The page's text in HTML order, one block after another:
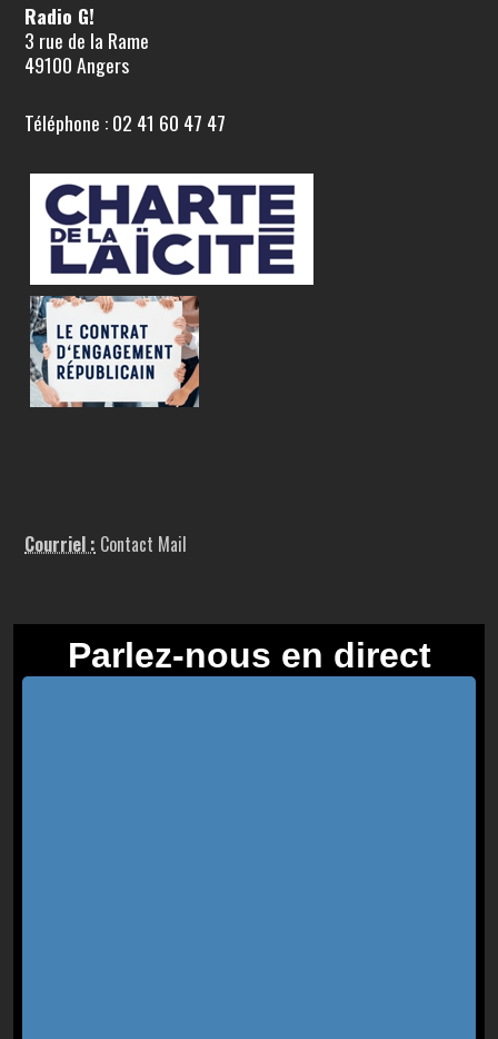
Radio G!
3 rue de la Rame
49100 Angers
Téléphone : 02 41 60 47 47
Courriel : Contact Mail